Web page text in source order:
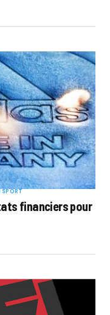
SPORT
financiers pour